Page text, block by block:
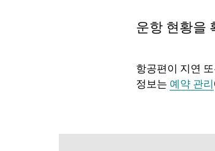
운항 현황을
항공편이 지연
정보는 예약 관리